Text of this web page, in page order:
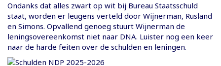
Ondanks dat alles zwart op wit bij Bureau Staatsschuld
staat, worden er leugens verteld door Wijnerman, Rusland
en Simons. Opvallend genoeg stuurt Wijnerman de
leningsovereenkomst niet naar DNA. Luister nog een keer
naar de harde feiten over de schulden en leningen.